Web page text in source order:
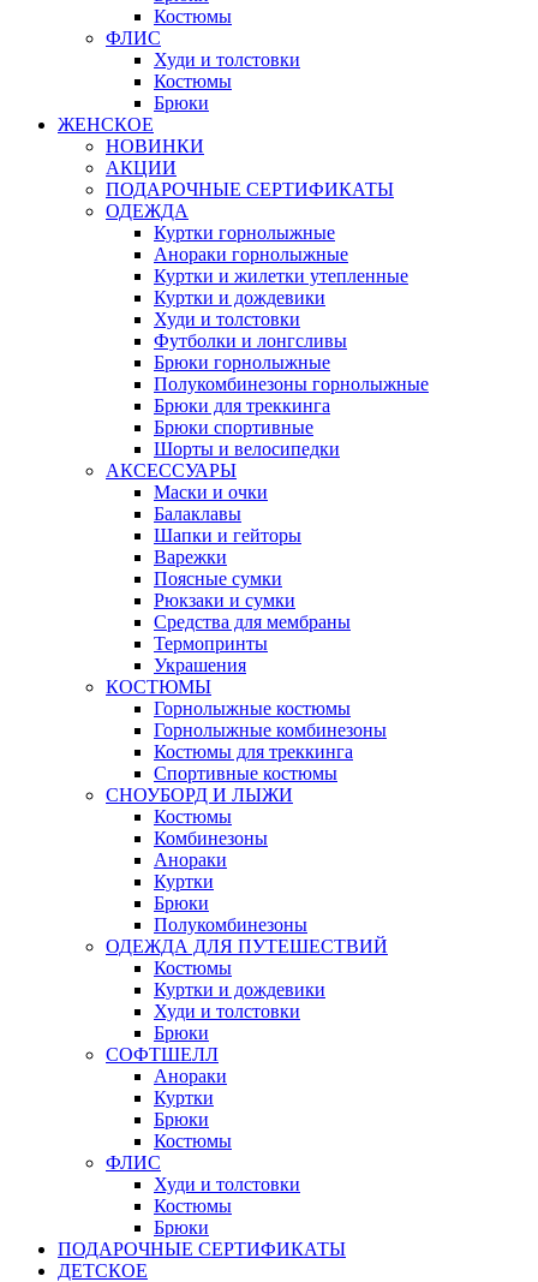
Костюмы
ФЛИС
Худи и толстовки
Костюмы
Брюки
ЖЕНСКОЕ
НОВИНКИ
АКЦИИ
ПОДАРОЧНЫЕ СЕРТИФИКАТЫ
ОДЕЖДА
Куртки горнолыжные
Анораки горнолыжные
Куртки и жилетки утепленные
Куртки и дождевики
Худи и толстовки
Футболки и лонгсливы
Брюки горнолыжные
Полукомбинезоны горнолыжные
Брюки для треккинга
Брюки спортивные
Шорты и велосипедки
АКСЕССУАРЫ
Маски и очки
Балаклавы
Шапки и гейторы
Варежки
Поясные сумки
Рюкзаки и сумки
Средства для мембраны
Термопринты
Украшения
КОСТЮМЫ
Горнолыжные костюмы
Горнолыжные комбинезоны
Костюмы для треккинга
Спортивные костюмы
СНОУБОРД И ЛЫЖИ
Костюмы
Комбинезоны
Анораки
Куртки
Брюки
Полукомбинезоны
ОДЕЖДА ДЛЯ ПУТЕШЕСТВИЙ
Костюмы
Куртки и дождевики
Худи и толстовки
Брюки
СОФТШЕЛЛ
Анораки
Куртки
Брюки
Костюмы
ФЛИС
Худи и толстовки
Костюмы
Брюки
ПОДАРОЧНЫЕ СЕРТИФИКАТЫ
ДЕТСКОЕ